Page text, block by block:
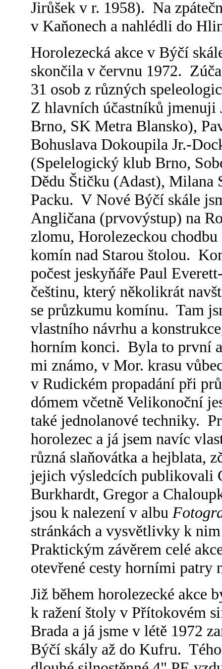
Jirůšek v r. 1958). Na
v Kaňonech a nahlédli do
Horolezecká akce v Býčí
skončila v červnu 1972.
31 osob z různých
Z hlavních účastníků
Brno, SK Metra Blansko),
Bohuslava Dokoupila Jr.-
(Spelelogický klub Brno,
Dědu Štičku (Adast), Milana
Packu. V Nové Býčí skále
Angličana (prvovýstup) na
zlomu, Horolezeckou
komín nad Starou štolou.
počest jeskyňáře Paul
češtinu, který několikrát
se průzkumu komínu. Tam
vlastního návrhu a
horním konci. Byla to první
mi známo, v Mor. krasu
v Rudickém propadání při
dómem včetně Velikonoční
také jednolanové techniky.
horolezec a já jsem navíc
různá slaňovátka a hejblata,
jejich výsledcích publikovali
Burkhardt, Gregor a
jsou k nalezení v albu
stránkách a vysvětlivky k
Praktickým závěrem celé
otevřené cesty horními patry
Již během horolezecké akce
k ražení štoly v Přítokovém
Brada a já jsme v létě 1972
Býčí skály až do Kufru.